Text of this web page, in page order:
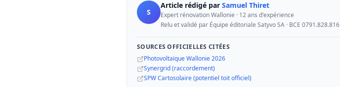
S
Article rédigé par Samuel Thiret
Expert rénovation Wallonie · 12 ans d'expérience
Relu et validé par Équipe éditoriale Satyvo SA · BCE 0791.828.816
SOURCES OFFICIELLES CITÉES
Photovoltaïque Wallonie 2026
Synergrid (raccordement)
SPW Cartosolaire (potentiel toit officiel)